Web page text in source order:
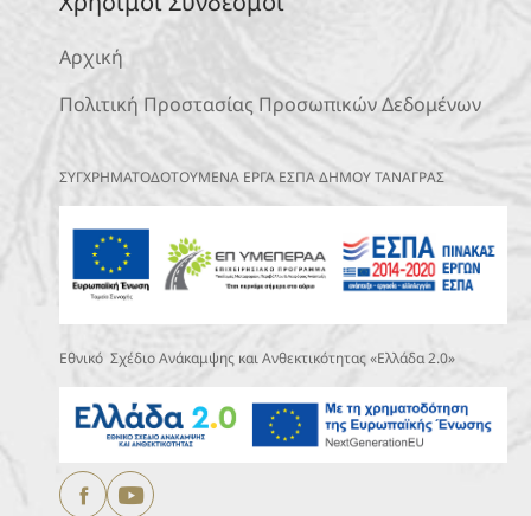
Αρχική
Πολιτική Προστασίας Προσωπικών Δεδομένων
ΣΥΓΧΡΗΜΑΤΟΔΟΤΟΥΜΕΝΑ ΕΡΓΑ ΕΣΠΑ ΔΗΜΟΥ ΤΑΝΑΓΡΑΣ
Εθνικό Σχέδιο Ανάκαμψης και Ανθεκτικότητας «Ελλάδα 2.0»